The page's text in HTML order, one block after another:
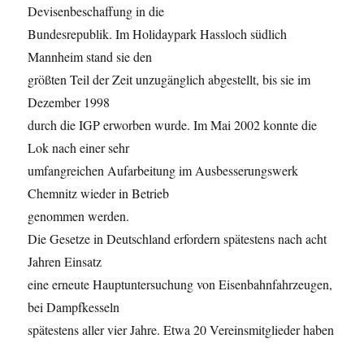
Devisenbeschaffung in die
Bundesrepublik. Im Holidaypark Hassloch südlich
Mannheim stand sie den
größten Teil der Zeit unzugänglich abgestellt, bis sie im
Dezember 1998
durch die IGP erworben wurde. Im Mai 2002 konnte die
Lok nach einer sehr
umfangreichen Aufarbeitung im Ausbesserungswerk
Chemnitz wieder in Betrieb
genommen werden.
Die Gesetze in Deutschland erfordern spätestens nach acht
Jahren Einsatz
eine erneute Hauptuntersuchung von Eisenbahnfahrzeugen,
bei Dampfkesseln
spätestens aller vier Jahre. Etwa 20 Vereinsmitglieder haben